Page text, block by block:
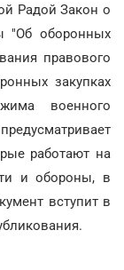
Радой Закон о
"Об оборонных
правового
закупках
военного
работают на
и обороны, в
вступит в